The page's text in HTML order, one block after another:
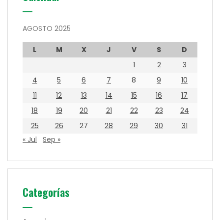
AGOSTO 2025
L M X J V S
D
1
2
3
4
5 6 7 8 9
10
11
12 13 14 15 16
17
18
19 20 21 22 23
24
25
26 27 28 29 30
31
« Jul
Sep »
Categorías